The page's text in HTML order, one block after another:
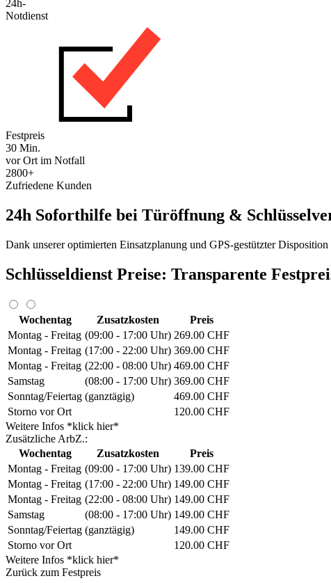
24h-
Notdienst
Festpreis
30 Min.
vor Ort im Notfall
2800+
Zufriedene Kunden
24h Soforthilfe bei Türöffnung &
Dank unserer optimierten Einsatzplanung und GPS-gestützter
Schlüsseldienst Preise: Transparente
Wochentag Zusatzkosten
Preis
Montag - Freitag (09:00 - 17:00 Uhr) 269.00 CHF
Montag - Freitag (17:00 - 22:00 Uhr) 369.00 CHF
Montag - Freitag (22:00 - 08:00 Uhr) 469.00 CHF
Samstag
(08:00 - 17:00 Uhr) 369.00 CHF
Sonntag/Feiertag (ganztägig)
469.00 CHF
Storno vor Ort
120.00 CHF
Weitere Infos *klick hier*
Zusätzliche ArbZ.:
Wochentag
Zusatzkosten
Preis
Montag - Freitag (09:00 - 17:00 Uhr) 139.00 CHF
Montag - Freitag (17:00 - 22:00 Uhr) 149.00 CHF
Montag - Freitag (22:00 - 08:00 Uhr) 149.00 CHF
Samstag
(08:00 - 17:00 Uhr) 149.00 CHF
Sonntag/Feiertag (ganztägig)
149.00 CHF
Storno vor Ort
120.00 CHF
Weitere Infos *klick hier*
Zurück zum Festpreis